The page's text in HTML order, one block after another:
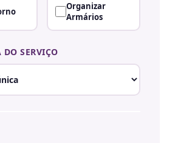
Organizar
Armários
DO SERVIÇO